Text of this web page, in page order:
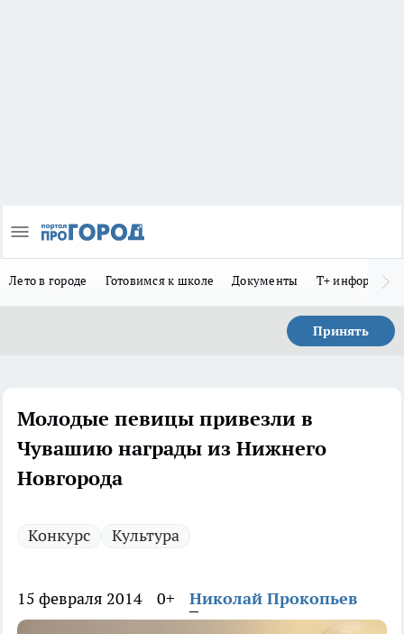
Лето в городе Готовимся к школе Документы Т+
Принять
Молодые певицы привезли в
Чувашию награды из Нижнего
Новгорода
Конкурс Культура
15 февраля 2014 0+ Николай Прокопьев